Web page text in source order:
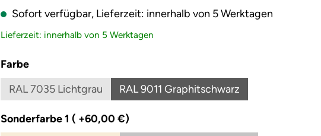
Sofort verfügbar, Lieferzeit: innerhalb von 5 Werktagen
Lieferzeit: innerhalb von 5 Werktagen
Farbeauswählen
RAL 7035 Lichtgrau
(Diese Option ist zurzeit nicht verfügbar.)
RAL 9011 Graphitschwarz
(Diese Option ist zurzeit nicht
Sonderfarbe 1 ( +60,00 €)